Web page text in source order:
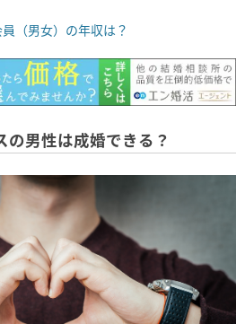
（男女）の年収は？
の男性は成婚できる？